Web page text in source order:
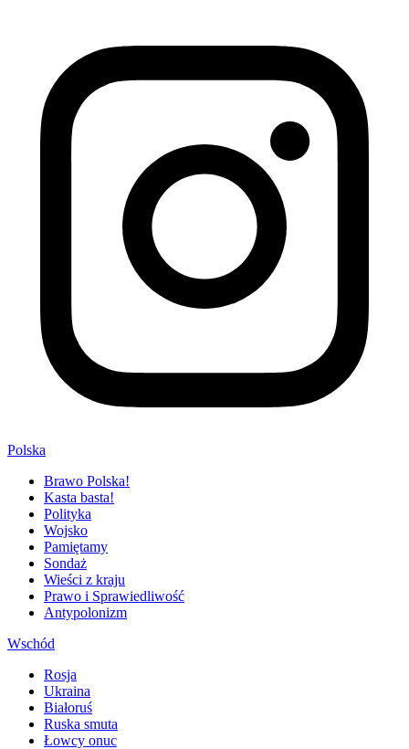
Polska
Brawo Polska!
Kasta basta!
Polityka
Wojsko
Pamiętamy
Sondaż
Wieści z kraju
Prawo i Sprawiedliwość
Antypolonizm
Wschód
Rosja
Ukraina
Białoruś
Ruska smuta
Łowcy onuc